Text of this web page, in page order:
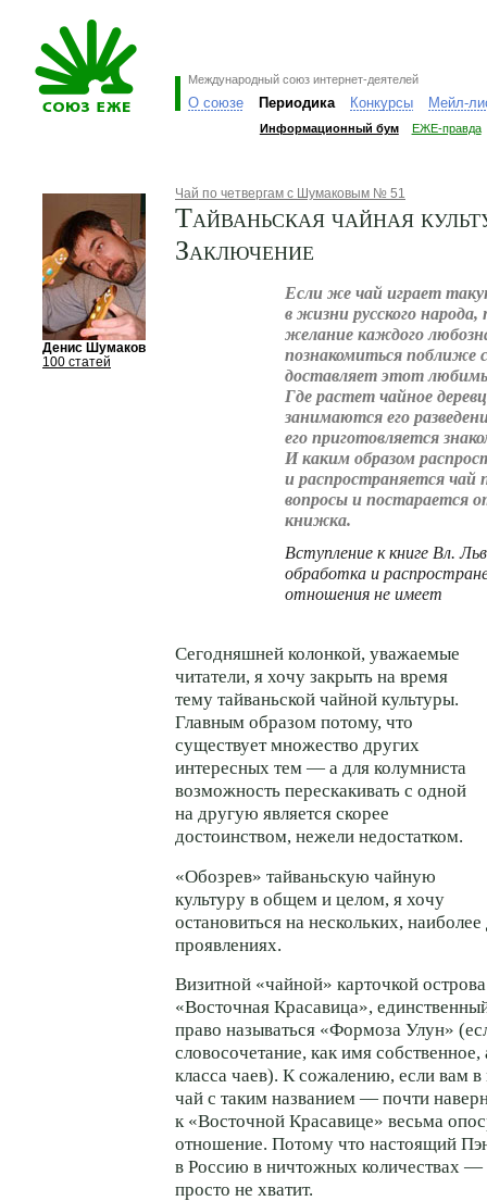
Международный союз интернет-деятелей
О союзе Периодика Конкурсы Мейл-
Информационный бум ЕЖЕ-правда
Денис Шумаков
100 статей
Чай по четвергам с Шумаковым № 51
Тайваньская чайная
Заключение
Если же чай играет
в жизни русского
желание каждого
познакомиться поближе
доставляет этот
Где растет чайное
занимаются его
его приготовляется
И каким образом
и распространяется чай
вопросы и постарается
книжка.
Вступление к книге Вл.
обработка и
отношения не имеет
Сегодняшней колонкой, уважаемые
читатели, я хочу закрыть на время
тему тайваньской чайной культуры.
Главным образом потому, что
существует множество других
интересных тем — а для колумниста
возможность перескакивать с одной
на другую является скорее
достоинством, нежели недостатком.
«Обозрев» тайваньскую чайную
культуру в общем и целом, я хочу
остановиться на нескольких,
проявлениях.
Визитной «чайной» карточкой
«Восточная Красавица»,
право называться «Формоза Улун»
словосочетание, как имя собственное,
класса чаев). К сожалению, если вам в
чай с таким названием — почти
к «Восточной Красавице» весьма
отношение. Потому что настоящий
в Россию в ничтожных количествах —
просто не хватит.